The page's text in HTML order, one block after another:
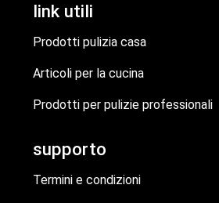
link utili
Prodotti pulizia casa
Articoli per la cucina
Prodotti per pulizie professionali
supporto
Termini e condizioni